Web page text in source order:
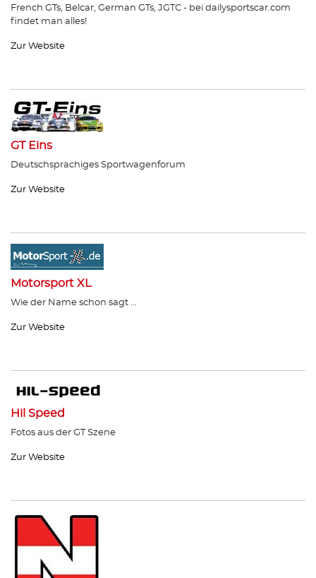
French GTs, Belcar, German GTs, JGTC - bei dailysportscar.com
findet man alles!
Zur Website
GT Eins
Deutschsprachiges Sportwagenforum
Zur Website
Motorsport XL
Wie der Name schon sagt …
Zur Website
Hil Speed
Fotos aus der GT Szene
Zur Website